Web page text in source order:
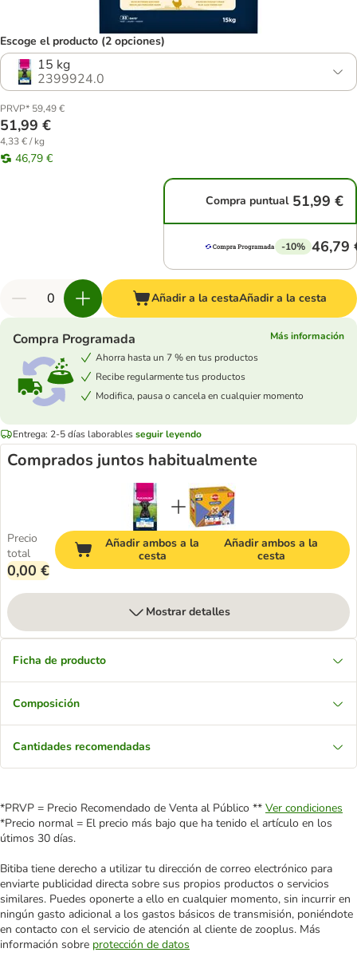
Escoge el producto (2 opciones)
15 kg
2399924.0
PRVP* 59,49 €
51,99 €
4,33 € / kg
46,79 €
Compra puntual 51,99 €
-10% 46,79
Añadir a la cestaAñadir a la cesta
Compra Programada
Más información
Ahorra hasta un 7 % en tus productos
Recibe regularmente tus productos
Modifica, pausa o cancela en cualquier momento
Entrega: 2-5 días laborablesseguir leyendo
Comprados juntos habitualmente
Precio
total
0,00 €
Añadir ambos a la
cesta
Añadir ambos a la
cesta
Mostrar detalles
Ficha de producto
Composición
Cantidades recomendadas
*PRVP = Precio Recomendado de Venta al Público ** Ver condiciones
*Precio normal = El precio más bajo que ha tenido el artículo en los
útimos 30 días.
Bitiba tiene derecho a utilizar tu dirección de correo electrónico para
enviarte publicidad directa sobre sus propios productos o servicios
similares. Puedes oponerte a ello en cualquier momento, sin incurrir en
ningún gasto adicional a los gastos básicos de transmisión, poniéndote
en contacto con el servicio de atención al cliente de zooplus. Más
información sobre protección de datos